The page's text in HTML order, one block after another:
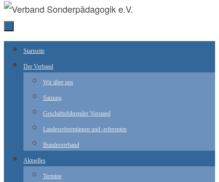
Zum
Inhalt
springen
Startseite
Der Verband
Wir über uns
Satzung
Geschäftsführender Vorstand
Landesreferentinnen und -referenten
Bundesverband
Aktuelles
Termine